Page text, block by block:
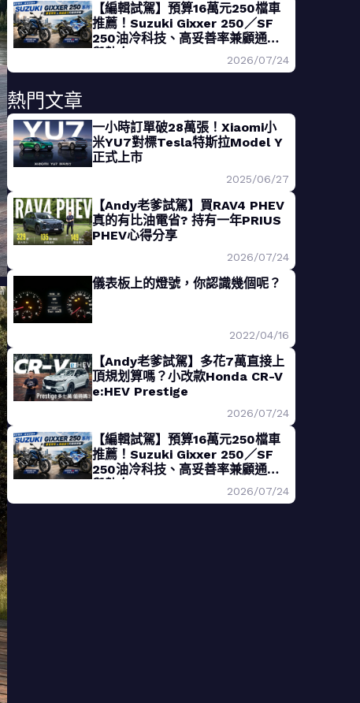
【編輯試駕】預算16萬元250檔車
推薦！Suzuki Gixxer 250／SF
250油冷科技、高妥善率兼顧通勤
與熱血
2026/07/24
熱門文章
一小時訂單破28萬張！Xiaomi小
米YU7對標Tesla特斯拉Model Y
正式上市
2025/06/27
【Andy老爹試駕】買RAV4 PHEV
真的有比油電省? 持有一年PRIUS
PHEV心得分享
2026/07/24
儀表板上的燈號，你認識幾個呢？
2022/04/16
【Andy老爹試駕】多花7萬直接上
頂規划算嗎？小改款Honda CR-V
e:HEV Prestige
2026/07/24
【編輯試駕】預算16萬元250檔車
推薦！Suzuki Gixxer 250／SF
250油冷科技、高妥善率兼顧通勤
與熱血
2026/07/24